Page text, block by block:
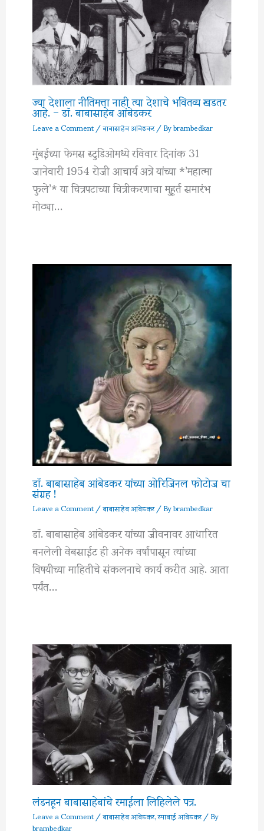
ज्या देशाला नीतिमत्ता नाही त्या देशाचे भवितव्य खडतर
आहे. – डॉ. बाबासाहेब आंबेडकर
Leave a Comment/बाबासाहेब आंबेडकर/ Bybrambedkar
मुंबईच्या फेमस स्टुडिओमध्ये रविवार दिनांक 31
जानेवारी 1954 रोजी आचार्य अत्रे यांच्या *’महात्मा
फुले’* या चित्रपटाच्या चित्रीकरणाचा मुहूर्त समारंभ
मोठ्या…
डॉ. बाबासाहेब आंबेडकर यांच्या ओरिजिनल फोटोज चा
संग्रह !
Leave a Comment/बाबासाहेब आंबेडकर/ Bybrambedkar
डॉ. बाबासाहेब आंबेडकर यांच्या जीवनावर आधारित
बनलेली वेबसाईट ही अनेक वर्षांपासून त्यांच्या
विषयीच्या माहितीचे संकलनाचे कार्य करीत आहे. आता
पर्यंत…
लंडनहून बाबासाहेबांचे रमाईला लिहिलेले पत्र.
Leave a Comment/बाबासाहेब आंबेडकर,रमाबाई आंबेडकर/ By